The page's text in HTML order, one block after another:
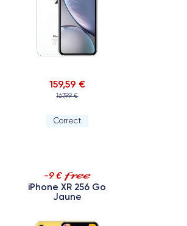
159,59 €
167,99 €
Correct
-9 €
iPhone XR 256 Go
Jaune